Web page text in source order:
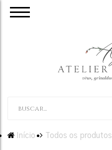
Início Todos os produtos